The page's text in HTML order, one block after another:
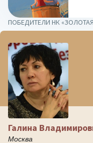
ПОБЕДИТЕЛИ НК
Галина
Москва